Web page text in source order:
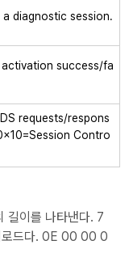
a diagnostic session.
success/fa
requests/respons
Contro
길이를 나타낸다. 7
로드다. 0E 00 00 0